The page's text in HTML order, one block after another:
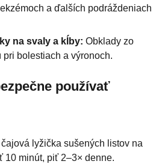
a ďalších podráždeniach
na svaly a kĺby: Obklady zo
bolestiach a výronoch.
používať
čajová lyžička sušených listov na
10 minút, piť 2–3× denne.